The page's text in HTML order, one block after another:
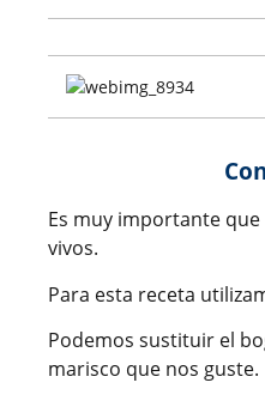
Es muy importante
vivos.
Para esta receta
Podemos sustituir el
marisco que nos guste.